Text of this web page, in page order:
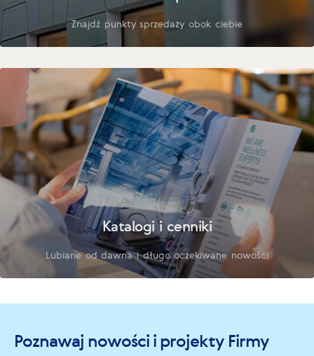
Znajdź punkty sprzedaży obok ciebie
Katalogi i cenniki
Lubiane od dawna i długo oczekiwane nowości
Poznawaj nowości i projekty Firmy